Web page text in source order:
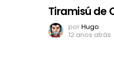
Tiramisú de
porHugo
12 anos atrás